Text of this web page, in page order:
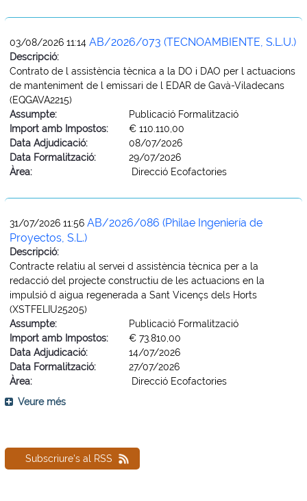
03/08/2026 11:14 AB/2026/073 (TECNOAMBIENTE, S.L.U.)
Descripció:
Contrato de l assistència tècnica a la DO i DAO per l actuacions
de manteniment de l emissari de l EDAR de Gavà-Viladecans
(EQGAVA2215)
Assumpte:
Publicació Formalització
Import amb Impostos:
€ 110.110,00
Data Adjudicació:
08/07/2026
Data Formalització:
29/07/2026
Àrea:
Direcció Ecofactories
31/07/2026 11:56 AB/2026/086 (Philae Ingeniería de
Proyectos, S.L.)
Descripció:
Contracte relatiu al servei d assistència tècnica per a la
redacció del projecte constructiu de les actuacions en la
impulsió d aigua regenerada a Sant Vicençs dels Horts
(XSTFELIU25205)
Assumpte:
Publicació Formalització
Import amb Impostos:
€ 73.810,00
Data Adjudicació:
14/07/2026
Data Formalització:
27/07/2026
Àrea:
Direcció Ecofactories
Veure més
Subscriure's al RSS